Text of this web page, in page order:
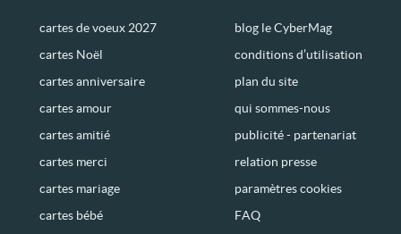
cartes de voeux 2027
cartes Noël
cartes anniversaire
cartes amour
cartes amitié
cartes merci
cartes mariage
cartes bébé
blog le CyberMag
conditions d’utilisation
plan du site
qui sommes-nous
publicité - partenariat
relation presse
paramètres cookies
FAQ